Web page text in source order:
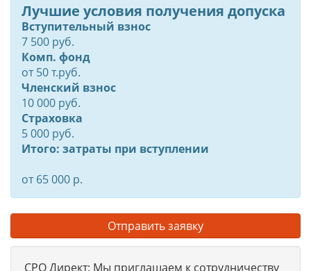
Лучшие условия получения допуска
Вступительный взнос
7 500 руб.
Комп. фонд
от50т.руб.
Членский взнос
10 000 руб.
Страховка
5 000 руб.
Итого: затраты при вступлении
от 65 000 р.
Отправить заявку
СРО Директ: Мы приглашаем к сотрудничеству